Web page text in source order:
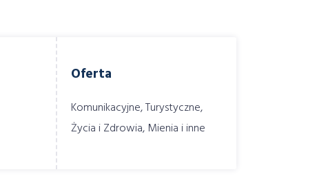
Oferta
Komunikacyjne, Turystyczne,
Życia i Zdrowia, Mienia i inne